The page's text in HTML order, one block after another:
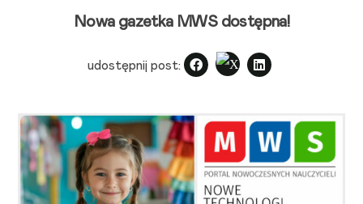
Nowa gazetka MWS dostępna!
udostępnij post: